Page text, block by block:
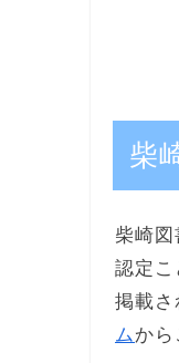
柴
柴崎
認定
掲載
ム から